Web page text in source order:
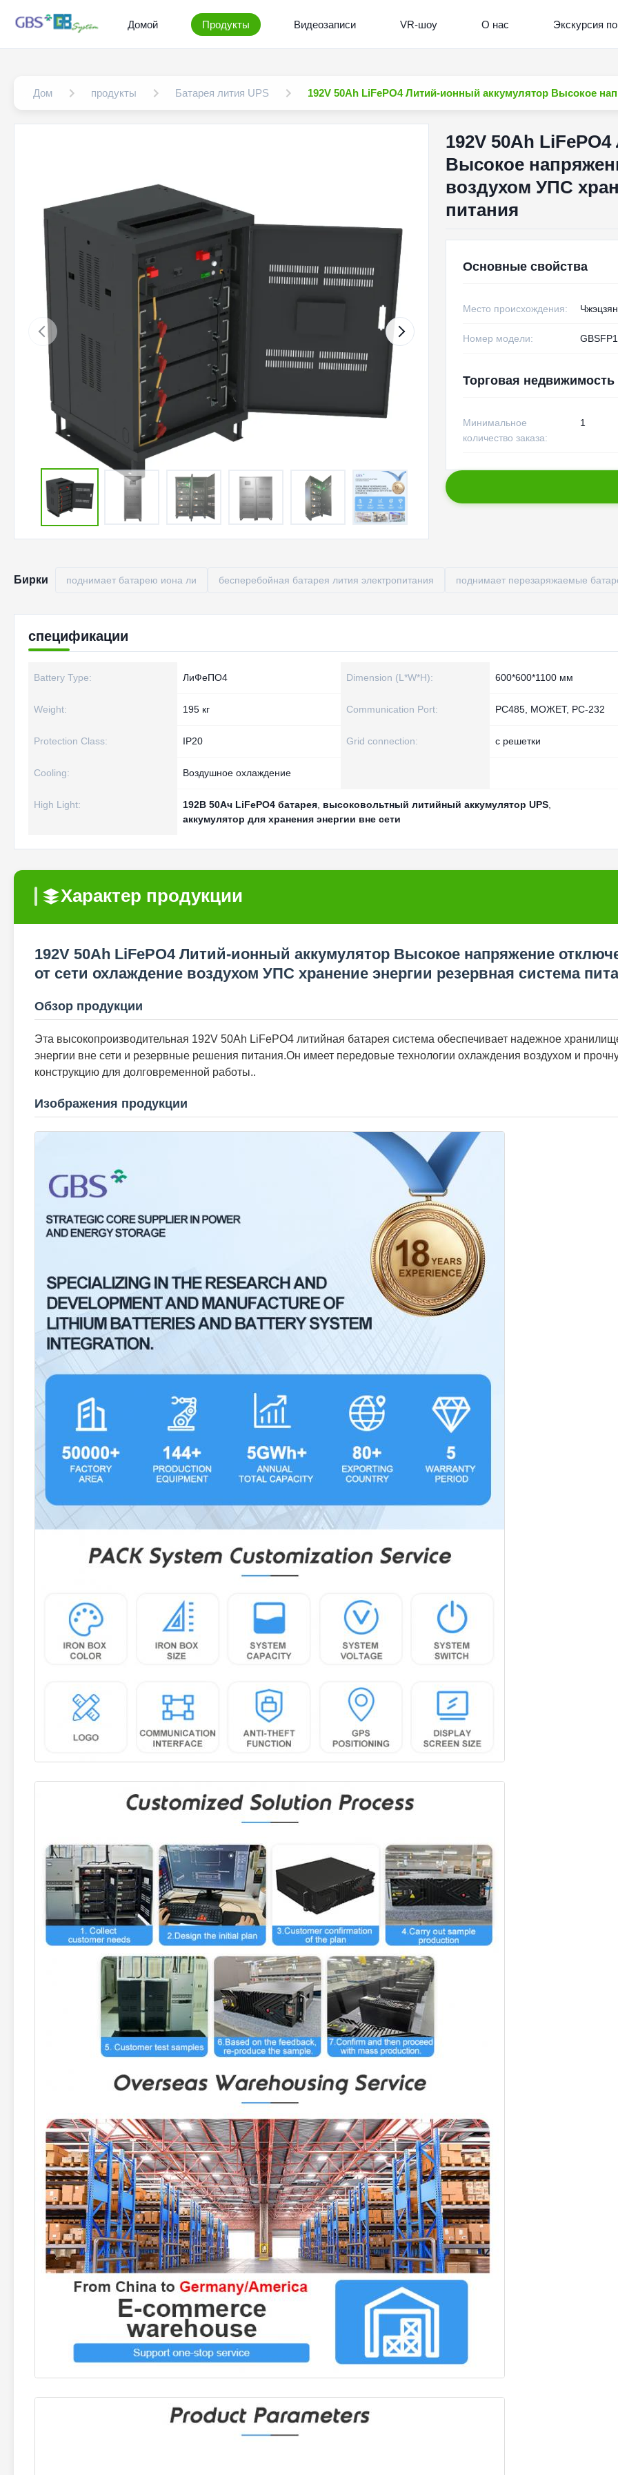
Домой Продукты Видеозаписи VR-шоу О нас Экскурсия
Дом продукты Батарея лития UPS 192V 50Ah LiFePO4 Литий-ионный аккумулятор Высокое
192V 50Ah
Высокое
воздухом УПС
питания
Основные свойства
Место происхождения:
Номер модели:
Торговая недвижимость
Минимальное
количество заказа:
1
Бирки поднимает батарею иона ли бесперебойная батарея лития электропитания поднимает перезаряжаемые
спецификации
Battery Type: ЛиФеПО4 Dimension (L*W*H): 600*600*1100 мм
Weight: 195 кг Communication Port: РС485, МОЖЕТ, РС-232
Protection Class: IP20 Grid connection: с решетки
Cooling: Воздушное охлаждение
High Light: 192В 50Ач LiFePO4 батарея высоковольтный литийный аккумулятор UPS
аккумулятор для хранения энергии вне сети
Характер продукции
192V 50Ah LiFePO4 Литий-ионный аккумулятор Высокое напряжение
от сети охлаждение воздухом УПС хранение энергии резервная система
Обзор продукции
Эта высокопроизводительная 192V 50Ah LiFePO4 литийная батарея система обеспечивает надежное
энергии вне сети и резервные решения питания.Он имеет передовые технологии охлаждения воздухом и
конструкцию для долговременной работы..
Изображения продукции